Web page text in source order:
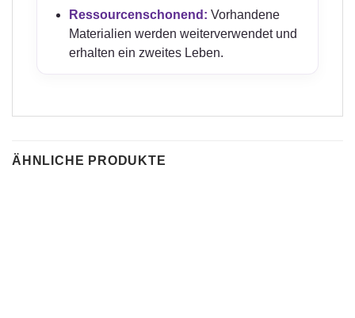
Ressourcenschonend: Vorhandene
Materialien werden weiterverwendet und
erhalten ein zweites Leben.
ÄHNLICHE PRODUKTE